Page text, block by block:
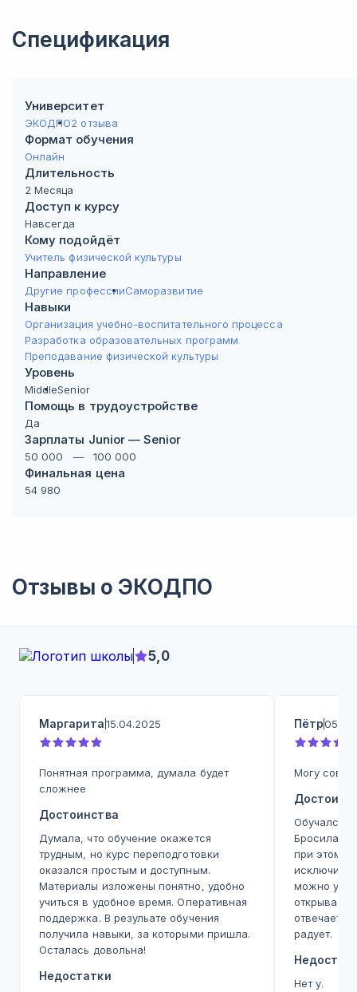
Спецификация
Университет
ЭКОДПО2 отзыва
Формат обучения
Онлайн
Длительность
2 Месяца
Доступ к курсу
Навсегда
Кому подойдёт
Учитель физической культуры
Направление
Другие профессииСаморазвитие
Навыки
Организация учебно-воспитательного процесса
Разработка образовательных программ
Преподавание физической культуры
Уровень
MiddleSenior
Помощь в трудоустройстве
Да
Зарплаты Junior — Senior
50 000 — 100 000
Финальная цена
54 980
Отзывы о ЭКОДПО
5,0
Маргарита15.04.2025
Понятная программа, думала будет
сложнее
Достоинства
Думала, что обучение окажется
трудным, но курс переподготовки
оказался простым и доступным.
Материалы изложены понятно, удобно
учиться в удобное время. Оперативная
поддержка. В резульате обучения
получила навыки, за которыми пришла.
Осталась довольна!
Недостатки
Пётр
Могу
Обучался
Бросилась
при этом
можно
отвечает
радует.
Нет у.